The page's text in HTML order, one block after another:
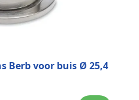
Berb voor buis Ø 25,4